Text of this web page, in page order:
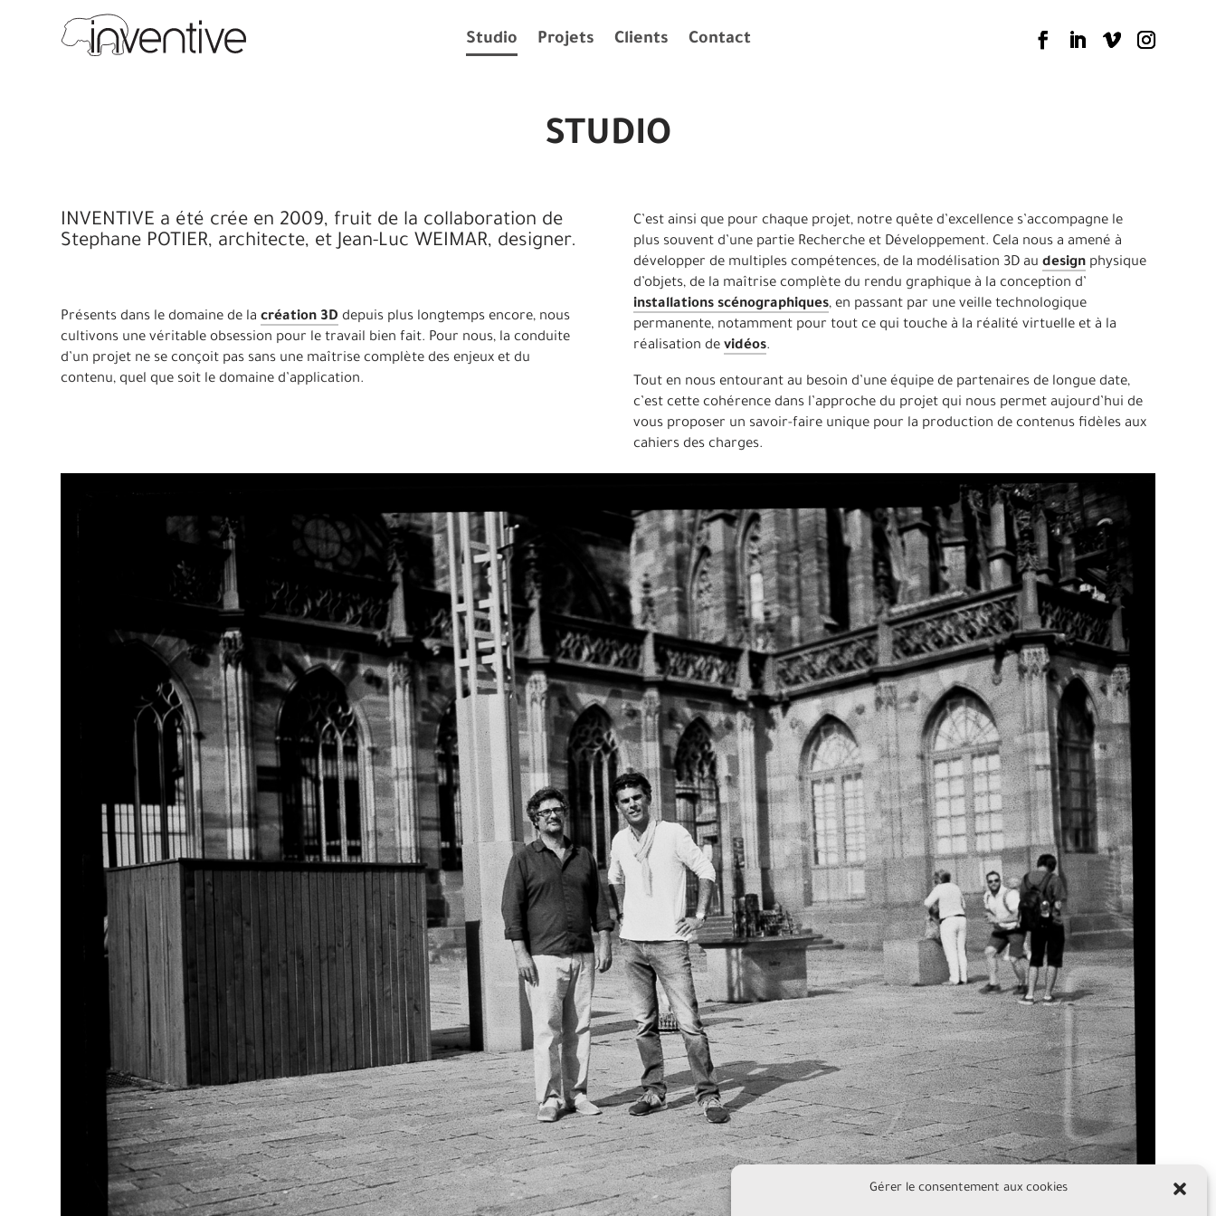
Gérer le consentement aux cookies
Studio Projets Clients Contact
STUDIO
INVENTIVE a été crée en 2009, fruit de la collaboration de
Stephane POTIER, architecte, et Jean-Luc WEIMAR, designer.
Présents dans le domaine de la création 3D depuis plus longtemps encore, nous
cultivons une véritable obsession pour le travail bien fait. Pour nous, la conduite
d’un projet ne se conçoit pas sans une maîtrise complète des enjeux et du
contenu, quel que soit le domaine d’application.
C’est ainsi que pour chaque projet, notre quête d’excellence s’accompagne le
plus souvent d’une partie Recherche et Développement. Cela nous a amené à
développer de multiples compétences, de la modélisation 3D au designphysique
d’objets, de la maîtrise complète du rendu graphique à la conception d’
installations scénographiques, en passant par une veille technologique
permanente, notamment pour tout ce qui touche à la réalité virtuelle et à la
réalisation de vidéos.
Tout en nous entourant au besoin d’une équipe de partenaires de longue date,
c’est cette cohérence dans l’approche du projet qui nous permet aujourd’hui de
vous proposer un savoir-faire unique pour la production de contenus fidèles aux
cahiers des charges.